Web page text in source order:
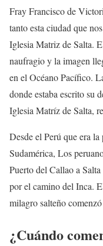
Fray Francisco de
tanto esta ciudad que
Iglesia Matriz de Salta.
naufragio y la imagen
en el Océano Pacífico.
donde estaba escrito su
Iglesia Matríz de Salta,
Desde el Perú que era
Sudamérica, Los
Puerto del Callao a
por el camino del Inca.
milagro salteño
¿Cuándo